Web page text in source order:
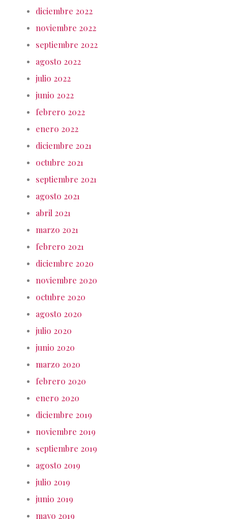
diciembre 2022
noviembre 2022
septiembre 2022
agosto 2022
julio 2022
junio 2022
febrero 2022
enero 2022
diciembre 2021
octubre 2021
septiembre 2021
agosto 2021
abril 2021
marzo 2021
febrero 2021
diciembre 2020
noviembre 2020
octubre 2020
agosto 2020
julio 2020
junio 2020
marzo 2020
febrero 2020
enero 2020
diciembre 2019
noviembre 2019
septiembre 2019
agosto 2019
julio 2019
junio 2019
mayo 2019